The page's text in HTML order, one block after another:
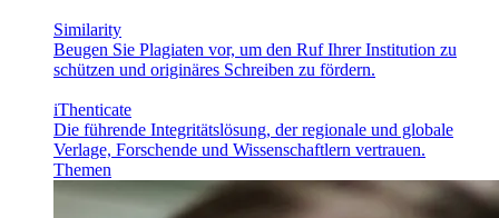
Similarity
Beugen Sie Plagiaten vor, um den Ruf Ihrer Institution zu
schützen und originäres Schreiben zu fördern.
iThenticate
Die führende Integritätslösung, der regionale und globale
Verlage, Forschende und Wissenschaftlern vertrauen.
Themen